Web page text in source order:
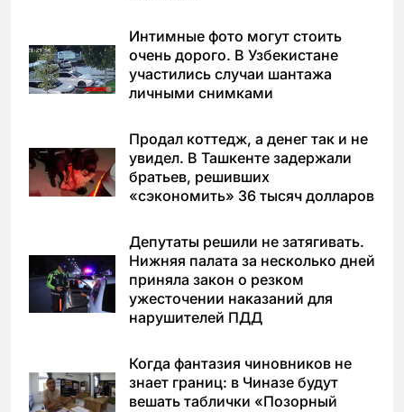
Интимные фото могут стоить
очень дорого. В Узбекистане
участились случаи шантажа
личными снимками
Продал коттедж, а денег так и не
увидел. В Ташкенте задержали
братьев, решивших
«сэкономить» 36 тысяч долларов
Депутаты решили не затягивать.
Нижняя палата за несколько дней
приняла закон о резком
ужесточении наказаний для
нарушителей ПДД
Когда фантазия чиновников не
знает границ: в Чиназе будут
вешать таблички «Позорный